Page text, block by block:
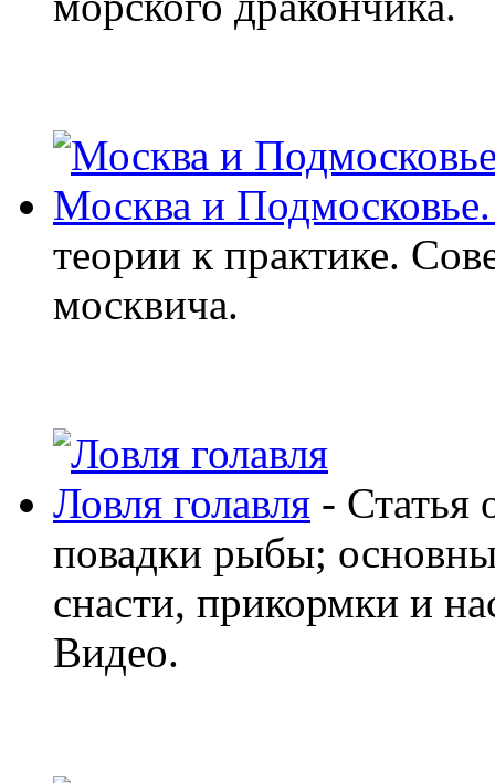
Москва и
теории к практике.
москвича.
Ловля голавля - Статья
повадки рыбы;
снасти, прикормки и
Видео.